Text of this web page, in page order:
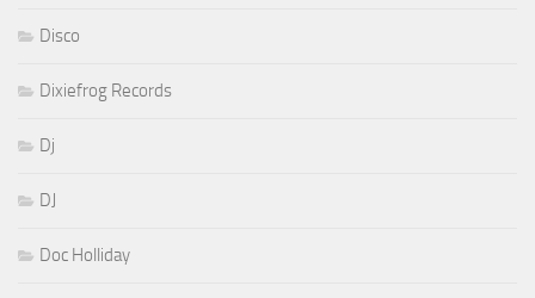
Disco
Dixiefrog Records
Dj
DJ
Doc Holliday